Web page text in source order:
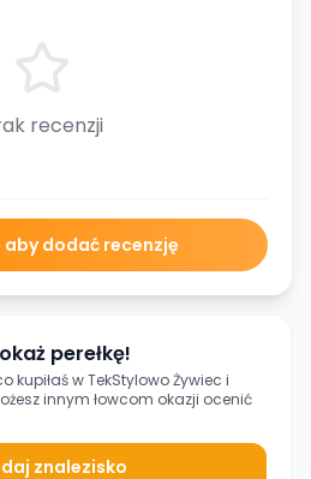
recenzji
aby dodać recenzję
perełkę!
kupiłaś wTekStylowo Żywiec i
innym łowcom okazji ocenić
znalezisko